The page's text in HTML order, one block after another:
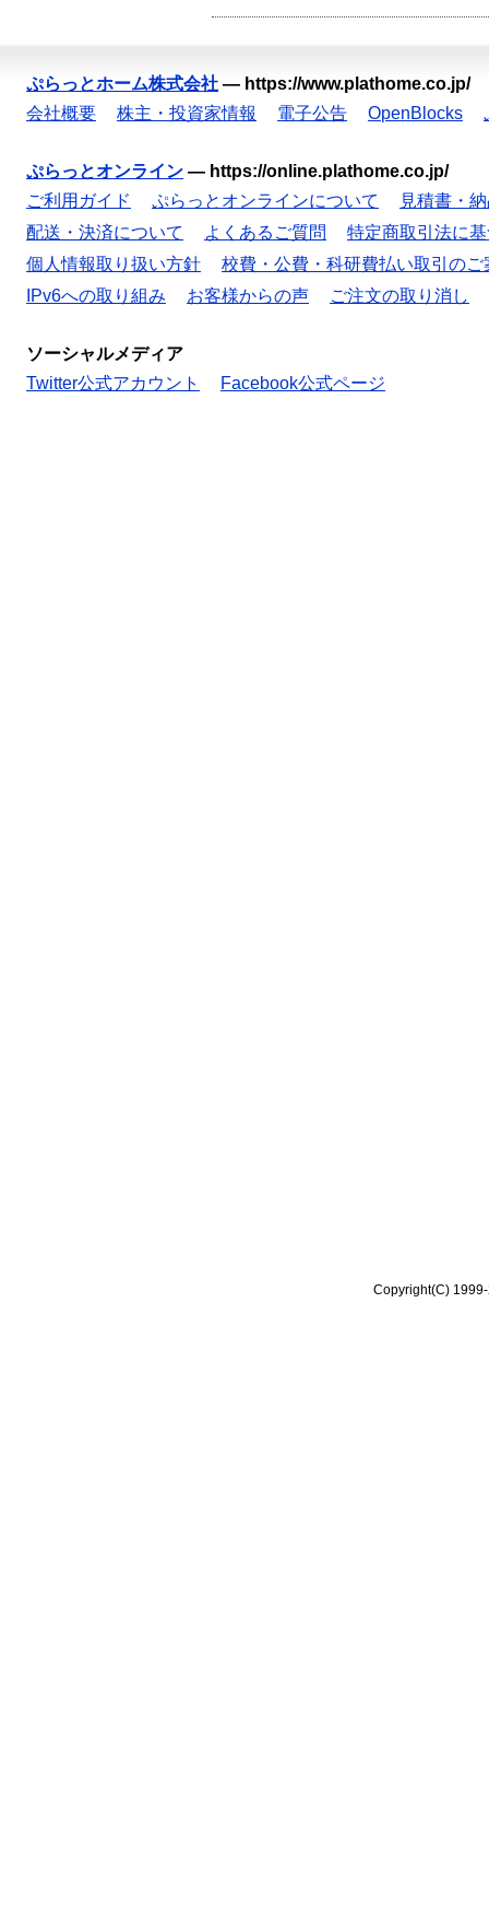
ぷらっとホーム株式会社 — https://www.plathome.co.jp/
会社概要
株主・投資家情報 電子公告 OpenBlocks
ぷらっとオンライン — https://online.plathome.co.jp/
ご利用ガイド
ぷらっとオンラインについて
見積書・
配送・決済について
よくあるご質問
特定商取引法に
個人情報取り扱い方針
校費・公費・科研費払い取引のご
IPv6への取り組み
お客様からの声 ご注文の取り消し
ソーシャルメディア
Twitter公式アカウント
Facebook公式ページ
Copyright(C)